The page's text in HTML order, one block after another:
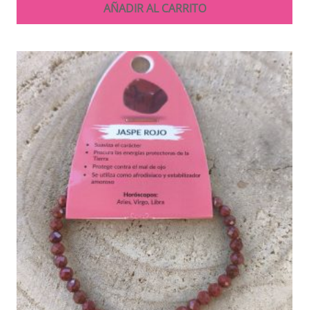
AÑADIR AL CARRITO